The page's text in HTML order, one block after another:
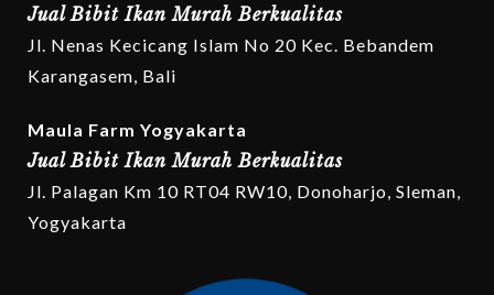
Jual Bibit Ikan Murah Berkualitas
Jl. Nenas Kecicang Islam No 20 Kec. Bebandem
Karangasem, Bali
Maula Farm Yogyakarta
Jual Bibit Ikan Murah Berkualitas
Jl. Palagan Km 10 RT04 RW10, Donoharjo, Sleman,
Yogyakarta